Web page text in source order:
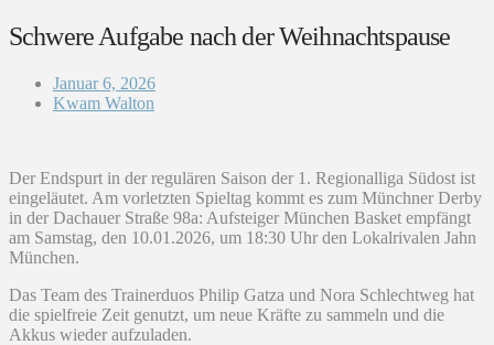
Schwere Aufgabe nach der Weihnachtspause
Januar 6, 2026
Kwam Walton
Der Endspurt in der regulären Saison der 1. Regionalliga Südost ist
eingeläutet. Am vorletzten Spieltag kommt es zum Münchner Derby
in der Dachauer Straße 98a: Aufsteiger München Basket empfängt
am Samstag, den 10.01.2026, um 18:30 Uhr den Lokalrivalen Jahn
München.
Das Team des Trainerduos Philip Gatza und Nora Schlechtweg hat
die spielfreie Zeit genutzt, um neue Kräfte zu sammeln und die
Akkus wieder aufzuladen.